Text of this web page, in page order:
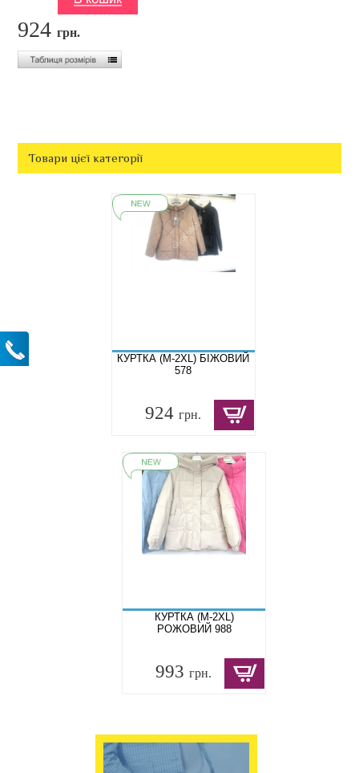
924грн.
Товари цієї категорії
КУРТКА (M-2XL) БІЖОВИЙ
578
924 грн.
КУРТКА (M-2XL)
РОЖОВИЙ 988
993 грн.